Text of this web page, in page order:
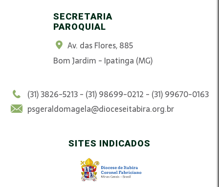
SECRETARIA
PAROQUIAL
Av. das Flores, 885
Bom Jardim - Ipatinga (MG)
(31) 3826-5213 - (31) 98699-0212 - (31) 99670-0163
psgeraldomagela@dioceseitabira.org.br
SITES INDICADOS